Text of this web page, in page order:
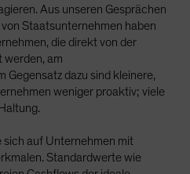
Aus unseren Gesprächen
Staatsunternehmen haben
die direkt von der
werden, am
Gegensatz dazu sind kleinere,
weniger proaktiv; viele
sich auf Unternehmen mit
Standardwerte wie